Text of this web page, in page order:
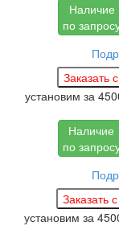
Наличие
по
установим за
Наличие
по
установим за